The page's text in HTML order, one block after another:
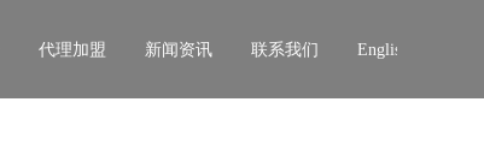
代理加盟 新闻资讯 联系我们 English